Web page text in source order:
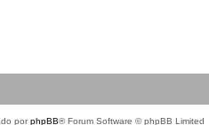
porphpBB® Forum Software © phpBB Limited